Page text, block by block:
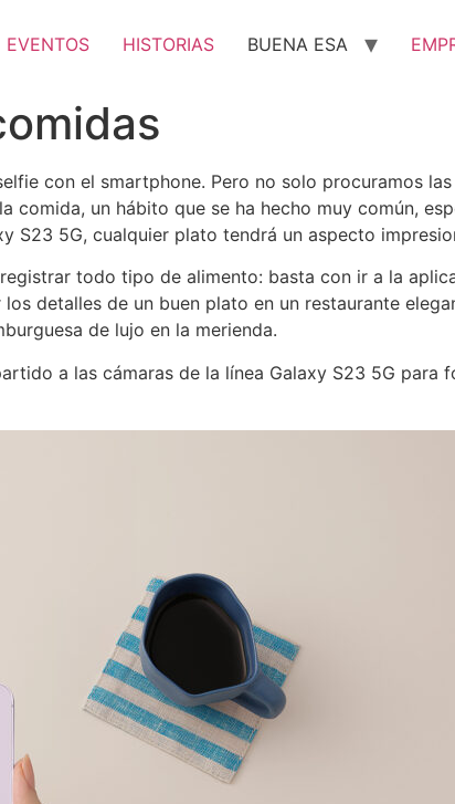
EVENTOS HISTORIAS BUENA ESA
con el smartphone. Pero no solo procuramos
un hábito que se ha hecho muy común,
S23 5G, cualquier plato tendrá un aspecto
todo tipo de alimento: basta con ir a la
detalles de un buen plato en un restaurante
de lujo en la merienda.
a las cámaras de la línea Galaxy S23 5G para